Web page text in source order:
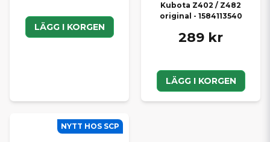
LÄGG I KORGEN
Kubota Z402 / Z482
original - 1584113540
289 kr
LÄGG I KORGEN
NYTT HOS SCP